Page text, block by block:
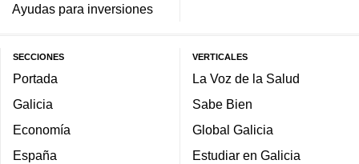
Ayudas para inversiones
SECCIONES
Portada
Galicia
Economía
España
VERTICALES
La Voz de la Salud
Sabe Bien
Global Galicia
Estudiar en Galicia